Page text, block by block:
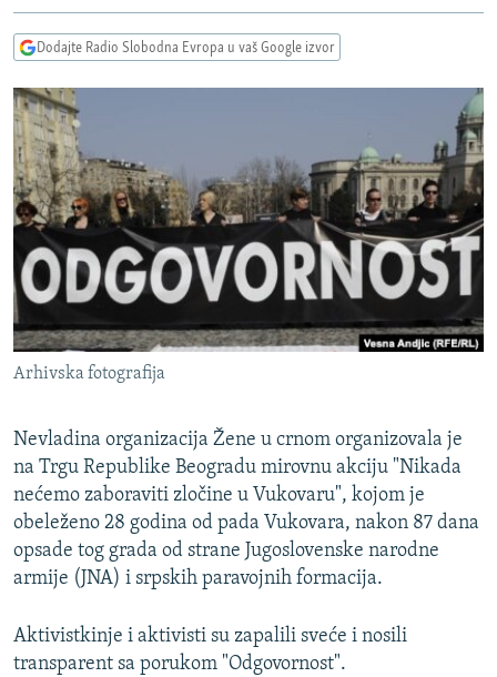
Pređite
na
VIDEO
FOTOGALERIJE
INFOGRAFIKE
PODCASTI
RAT U UKRAJINI
KINA NA BALKANU
RSE PRIČE IZ SVIJETA
ISPRIČAJ MI
DNEVNO@RSE
SPECIJALI RSE
VIŠE OD NASLOVA
GENOCID U SREBRENICI
POPLAVE I KLIZIŠTA U BIH 2024.
TV LIBERTY
POST SCRIPTUM
MOJA EVROPA
TRI DECENIJE OD RATA U BIH
SVE KARTE DEJTONA
NASTANAK I RASPAD JUGOSLAVIJE
PRATITE NAS
Sve RFE/RL stranice
Dodajte Radio Slobodna Evropa u vaš Google izvor
Arhivska fotografija
Nevladina organizacija Žene u crnom organizovala je
na Trgu Republike Beogradu mirovnu akciju "Nikada
nećemo zaboraviti zločine u Vukovaru", kojom je
obeleženo 28 godina od pada Vukovara, nakon 87 dana
opsade tog grada od strane Jugoslovenske narodne
armije (JNA) i srpskih paravojnih formacija.
Aktivistkinje i aktivisti su zapalili sveće i nosili
transparent sa porukom "Odgovornost".